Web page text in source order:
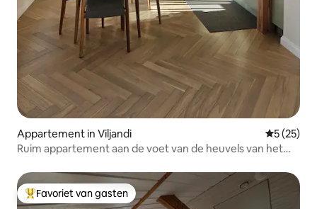
Appartement in Viljandi
5 (25)
Ruim appartement aan de voet van de heuvels van het
Topfavoriet van gasten
Favoriet van gasten